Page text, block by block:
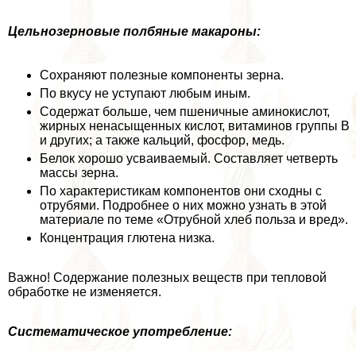
Цельнозерновые полбяные макароны:
Сохраняют полезные компоненты зерна.
По вкусу не уступают любым иным.
Содержат больше, чем пшеничные аминокислот,
жирных ненасыщенных кислот, витаминов группы B
и других; а также кальций, фосфор, медь.
Белок хорошо усваиваемый. Составляет четверть
массы зерна.
По хаpaктеристикам компонентов они сходны с
отрубями. Подробнее о них можно узнать в этой
материале по теме «Отрубной хлеб польза и вред».
Концентрация глютена низка.
Важно! Содержание полезных веществ при тепловой
обработке не изменяется.
Систематическое употрeбление: